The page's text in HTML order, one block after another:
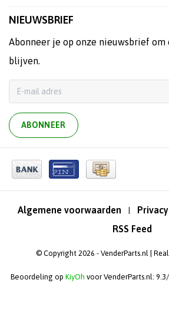
NIEUWSBRIEF
Abonneer je op onze nieuwsbrief om
blijven.
ABONNEER
Algemene voorwaarden |
RSS Feed
© Copyright 2026 - VenderParts.nl |
Beoordeling op KiyOh voor VenderParts.nl: